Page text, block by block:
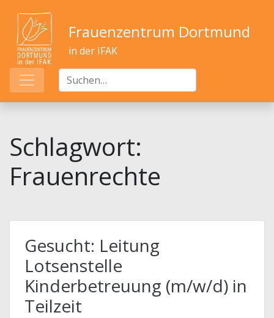
Frauenzentrum Dortmund
in der IFAK
Schlagwort:
Frauenrechte
Gesucht: Leitung
Lotsenstelle
Kinderbetreuung (m/w/d) in
Teilzeit